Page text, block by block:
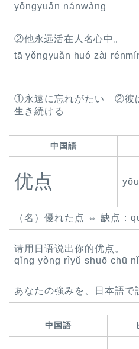
yǒngyuǎn nánwàng
②他永远活在人名心中。
tā yǒngyuǎn huó zài
①永遠に忘れがたい ②彼
生き続ける
中国語
优点
（名）優れた点 ⇔ 缺点：
请用日语说出你的优点。
qǐng yòng rìyǔ shuō chū
あなたの強みを、日本語で
中国語